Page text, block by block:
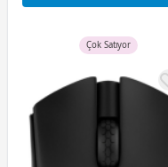
Çok Satıyor